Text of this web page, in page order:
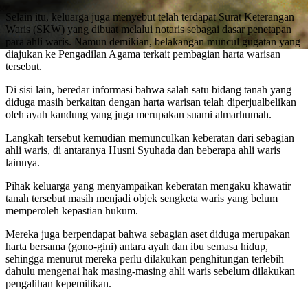
Selain itu, keluarga juga menyebut telah terdapat Surat Keterangan
Waris (SKW) yang dibuat melalui notaris sebagai dasar penetapan
para ahli waris. Namun demikian, belakangan muncul gugatan yang
diajukan ke Pengadilan Agama terkait pembagian harta warisan
tersebut.
Di sisi lain, beredar informasi bahwa salah satu bidang tanah yang
diduga masih berkaitan dengan harta warisan telah diperjualbelikan
oleh ayah kandung yang juga merupakan suami almarhumah.
Langkah tersebut kemudian memunculkan keberatan dari sebagian
ahli waris, di antaranya Husni Syuhada dan beberapa ahli waris
lainnya.
Pihak keluarga yang menyampaikan keberatan mengaku khawatir
tanah tersebut masih menjadi objek sengketa waris yang belum
memperoleh kepastian hukum.
Mereka juga berpendapat bahwa sebagian aset diduga merupakan
harta bersama (gono-gini) antara ayah dan ibu semasa hidup,
sehingga menurut mereka perlu dilakukan penghitungan terlebih
dahulu mengenai hak masing-masing ahli waris sebelum dilakukan
pengalihan kepemilikan.